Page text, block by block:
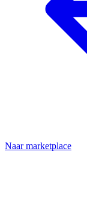
Naar marketplace